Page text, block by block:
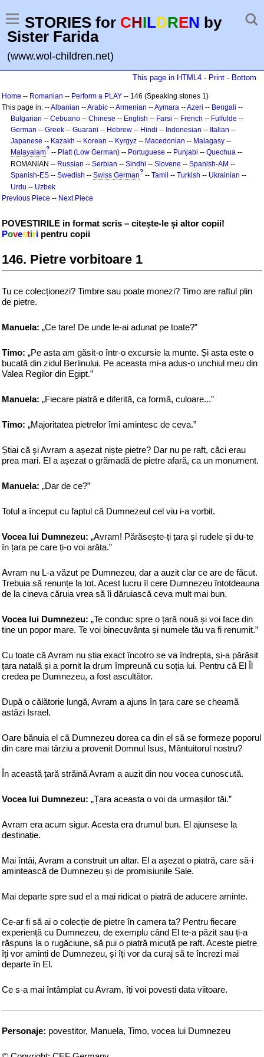
STORIES for CHILDREN by
Sister Farida
(www.wol-children.net)
This page in HTML4 - Print - Bottom
Home -- Romanian -- Perform a PLAY -- 146 (Speaking stones 1)
This page in: --Albanian --Arabic --Armenian --Aymara --Azeri -- Bengali --
Bulgarian -- Cebuano -- Chinese -- English -- Farsi -- French -- Fulfulde --
German -- Greek -- Guarani -- Hebrew -- Hindi -- Indonesian -- Italian --
Japanese -- Kazakh -- Korean -- Kyrgyz -- Macedonian -- Malagasy --
Malayalam? -- Platt (Low German) -- Portuguese -- Punjabi -- Quechua --
ROMANIAN -- Russian -- Serbian -- Sindhi -- Slovene -- Spanish-AM --
Spanish-ES -- Swedish -- Swiss German? -- Tamil -- Turkish -- Ukrainian --
Urdu -- Uzbek
Previous Piece -- Next Piece
POVESTIRILE in format scris – citește-le și altor copii!
Povestiri pentru copii
146. Pietre vorbitoare 1
Tu ce colecționezi? Timbre sau poate monezi? Timo are raftul plin
de pietre.
Manuela: „Ce tare! De unde le-ai adunat pe toate?”
Timo: „Pe asta am găsit-o într-o excursie la munte. Și asta este o
bucată din zidul Berlinului. Pe aceasta mi-a adus-o unchiul meu din
Valea Regilor din Egipt.”
Manuela: „Fiecare piatră e diferită, ca formă, culoare...”
Timo: „Majoritatea pietrelor îmi amintesc de ceva.”
Știai că și Avram a așezat niște pietre? Dar nu pe raft, căci erau
prea mari. El a așezat o grămadă de pietre afară, ca un monument.
Manuela: „Dar de ce?”
Totul a început cu faptul că Dumnezeul cel viu i-a vorbit.
Vocea lui Dumnezeu: „Avram! Părăsește-ți țara și rudele și du-te
în țara pe care ți-o voi arăta.”
Avram nu L-a văzut pe Dumnezeu, dar a auzit clar ce are de făcut.
Trebuia să renunțe la tot. Acest lucru îl cere Dumnezeu întotdeauna
de la cineva căruia vrea să îi dăruiască ceva mult mai bun.
Vocea lui Dumnezeu: „Te conduc spre o țară nouă și voi face din
tine un popor mare. Te voi binecuvânta și numele tău va fi renumit.”
Cu toate că Avram nu știa exact încotro se va îndrepta, și-a părăsit
țara natală și a pornit la drum împreună cu soția lui. Pentru că El Îl
credea pe Dumnezeu, a fost ascultător.
După o călătorie lungă, Avram a ajuns în țara care se cheamă
astăzi Israel.
Oare bănuia el că Dumnezeu dorea ca din el să se formeze poporul
din care mai târziu a provenit Domnul Isus, Mântuitorul nostru?
În această țară străină Avram a auzit din nou vocea cunoscută.
Vocea lui Dumnezeu: „Țara aceasta o voi da urmașilor tăi.”
Avram era acum sigur. Acesta era drumul bun. El ajunsese la
destinație.
Mai întâi, Avram a construit un altar. El a așezat o piatră, care să-i
amintească de Dumnezeu și de promisiunile Sale.
Mai departe spre sud el a mai ridicat o piatră de aducere aminte.
Ce-ar fi să ai o colecție de pietre în camera ta? Pentru fiecare
experiență cu Dumnezeu, de exemplu când El te-a păzit sau ți-a
răspuns la o rugăciune, să pui o piatră micuță pe raft. Aceste pietre
îți vor aminti de Dumnezeu, și îți vor da curaj să te încrezi mai
departe în El.
Ce s-a mai întâmplat cu Avram, îți voi povesti data viitoare.
Personaje: povestitor, Manuela, Timo, vocea lui Dumnezeu